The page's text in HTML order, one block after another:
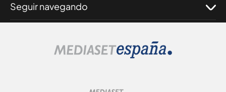
Seguir navegando